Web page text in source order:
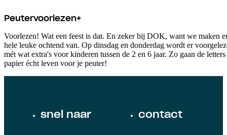
Peutervoorlezen+
Voorlezen! Wat een feest is dat. En zeker bij DOK, want we maken
hele leuke ochtend van. Op dinsdag en donderdag wordt er
mét wat extra's voor kinderen tussen de 2 en 6 jaar. Zo gaan de
papier écht leven voor je peuter!
snel naar contact